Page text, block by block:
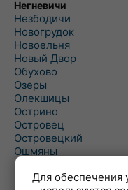
Негневичи
Незбодичи
Новогрудок
Новоельня
Новый Двор
Обухово
Озеры
Олекшицы
Острино
Островец
Островецкий
Ошмяны
Первомайская
Первомайский
Для обеспечения